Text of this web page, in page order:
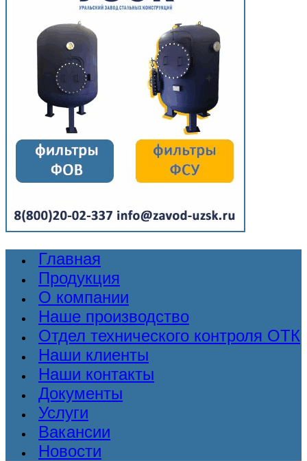
Главная
Продукция
О компании
Наше производство
Отдел технического контроля ОТК
Наши клиенты
Наши контакты
Документы
Услуги
Вакансии
Новости